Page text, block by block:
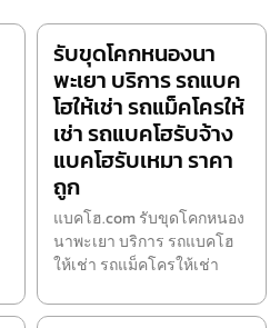
รับขุดโคกหนองนา
พะเยา บริการ รถแบค
โฮให้เช่า รถแม็คโครให้
เช่า รถแบคโฮรับจ้าง
แบคโฮรับเหมา ราคา
ถูก
แบคโฮ.com รับขุดโคกหนอง
นาพะเยา บริการ รถแบคโฮ
ให้เช่า รถแม็คโครให้เช่า